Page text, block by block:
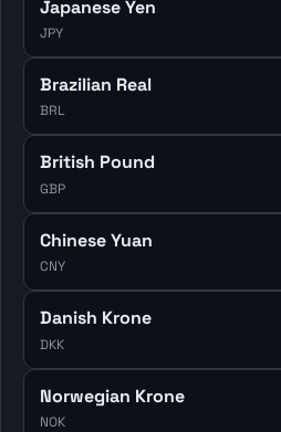
Japanese Yen
JPY
Brazilian Real
BRL
British Pound
GBP
Chinese Yuan
CNY
Danish Krone
DKK
Norwegian Krone
NOK